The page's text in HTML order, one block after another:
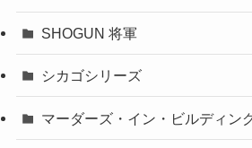
SHOGUN 将軍
シカゴシリーズ
マーダーズ・イン・ビルディン